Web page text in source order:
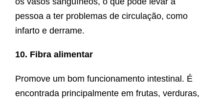
pessoa a ter problemas de circulação, como
infarto e derrame.
10. Fibra alimentar
Promove um bom funcionamento intestinal. É
encontrada principalmente em frutas, verduras,